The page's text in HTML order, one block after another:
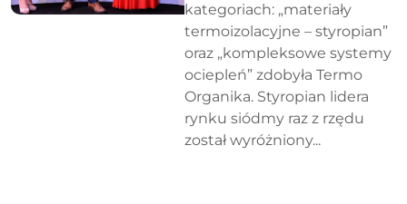
kategoriach: „materiały
termoizolacyjne – styropian”
oraz „kompleksowe systemy
ociepleń” zdobyła Termo
Organika. Styropian lidera
rynku siódmy raz z rzędu
został wyróżniony...